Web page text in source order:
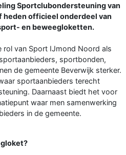
Sportclubondersteuning van
heden officieel onderdeel van
en beweegloketten.
van Sport IJmond Noord als
sportbonden,
de gemeente Beverwijk sterker.
sportaanbieders terecht
Daarnaast biedt het voor
waar men samenwerking
in de gemeente.